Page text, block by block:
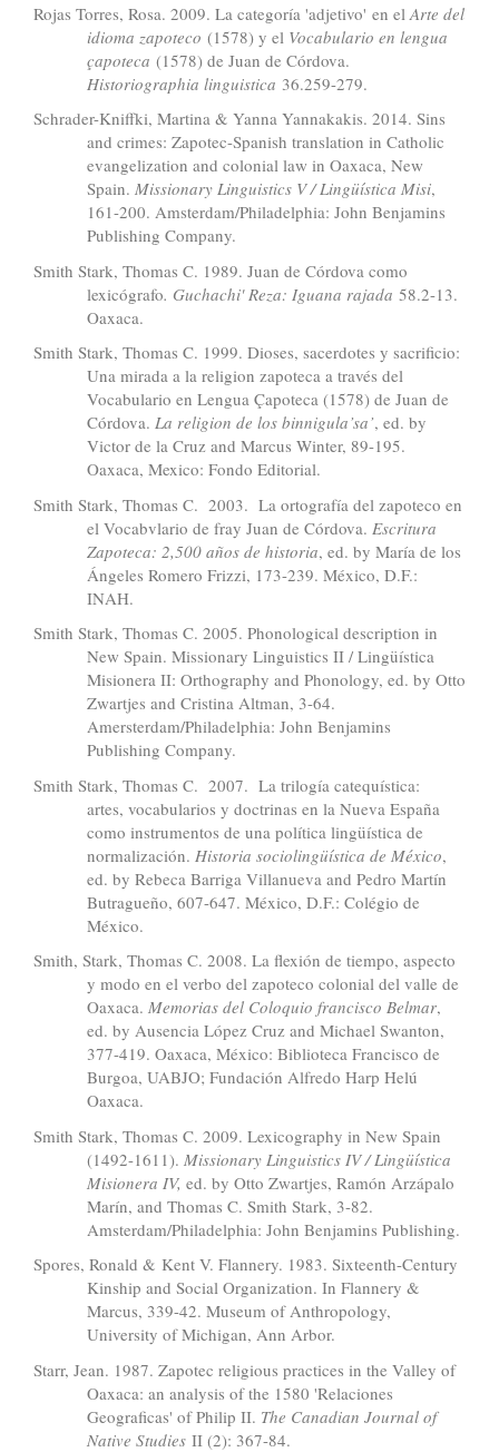
Rojas Torres, Rosa. 2009. La categoría 'adjetivo' en el Arte del
idioma zapoteco (1578) y el Vocabulario en lengua
çapoteca (1578) de Juan de Córdova.
Historiographia linguistica 36.259-279.
Schrader-Kniffki, Martina & Yanna Yannakakis. 2014. Sins
and crimes: Zapotec-Spanish translation in Catholic
evangelization and colonial law in Oaxaca, New
Spain. Missionary Linguistics V / Lingüística Misi,
161-200. Amsterdam/Philadelphia: John Benjamins
Publishing Company.
Smith Stark, Thomas C. 1989. Juan de Córdova como
lexicógrafo. Guchachi' Reza: Iguana rajada 58.2-13.
Oaxaca.
Smith Stark, Thomas C. 1999. Dioses, sacerdotes y sacrificio:
Una mirada a la religion zapoteca a través del
Vocabulario en Lengua Çapoteca (1578) de Juan de
Córdova. La religion de los binnigula’sa’, ed. by
Victor de la Cruz and Marcus Winter, 89-195.
Oaxaca, Mexico: Fondo Editorial.
Smith Stark, Thomas C. 2003. La ortografía del zapoteco en
el Vocabvlario de fray Juan de Córdova. Escritura
Zapoteca: 2,500 años de historia, ed. by María de los
Ángeles Romero Frizzi, 173-239. México, D.F.:
INAH.
Smith Stark, Thomas C. 2005. Phonological description in
New Spain. Missionary Linguistics II / Lingüística
Misionera II: Orthography and Phonology, ed. by Otto
Zwartjes and Cristina Altman, 3-64.
Amersterdam/Philadelphia: John Benjamins
Publishing Company.
Smith Stark, Thomas C. 2007. La trilogía catequística:
artes, vocabularios y doctrinas en la Nueva España
como instrumentos de una política lingüística de
normalización. Historia sociolingüística de México,
ed. by Rebeca Barriga Villanueva and Pedro Martín
Butragueño, 607-647. México, D.F.: Colégio de
México.
Smith, Stark, Thomas C. 2008. La flexión de tiempo, aspecto
y modo en el verbo del zapoteco colonial del valle de
Oaxaca. Memorias del Coloquio francisco Belmar,
ed. by Ausencia López Cruz and Michael Swanton,
377-419. Oaxaca, México: Biblioteca Francisco de
Burgoa, UABJO; Fundación Alfredo Harp Helú
Oaxaca.
Smith Stark, Thomas C. 2009. Lexicography in New Spain
(1492-1611). Missionary Linguistics IV / Lingüística
Misionera IV, ed. by Otto Zwartjes, Ramón Arzápalo
Marín, and Thomas C. Smith Stark, 3-82.
Amsterdam/Philadelphia: John Benjamins Publishing.
Spores, Ronald & Kent V. Flannery. 1983. Sixteenth-Century
Kinship and Social Organization. In Flannery &
Marcus, 339-42. Museum of Anthropology,
University of Michigan, Ann Arbor.
Starr, Jean. 1987. Zapotec religious practices in the Valley of
Oaxaca: an analysis of the 1580 'Relaciones
Geograficas' of Philip II. The Canadian Journal of
Native Studies II (2): 367-84.